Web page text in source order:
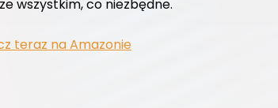
wszystkim, co niezbędne.
teraz na Amazonie